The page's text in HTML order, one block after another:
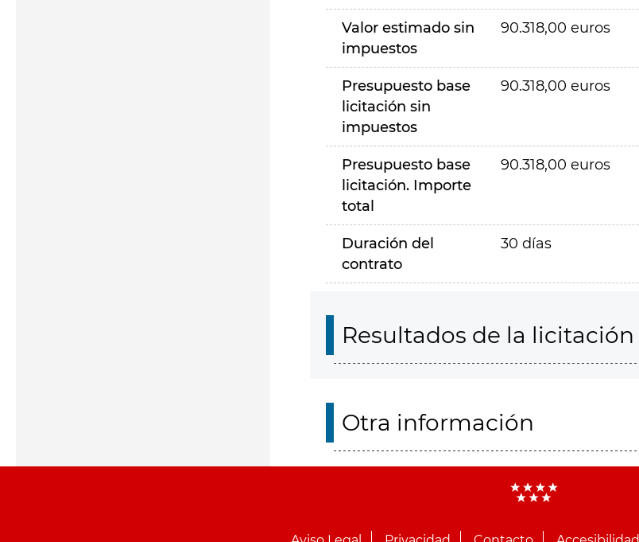
Valor estimado sin
impuestos
90.318,00 euros
Presupuesto base
licitación sin
impuestos
90.318,00 euros
Presupuesto base
licitación. Importe
total
90.318,00 euros
Duración del
contrato
30 días
Resultados de la licitación
Otra información